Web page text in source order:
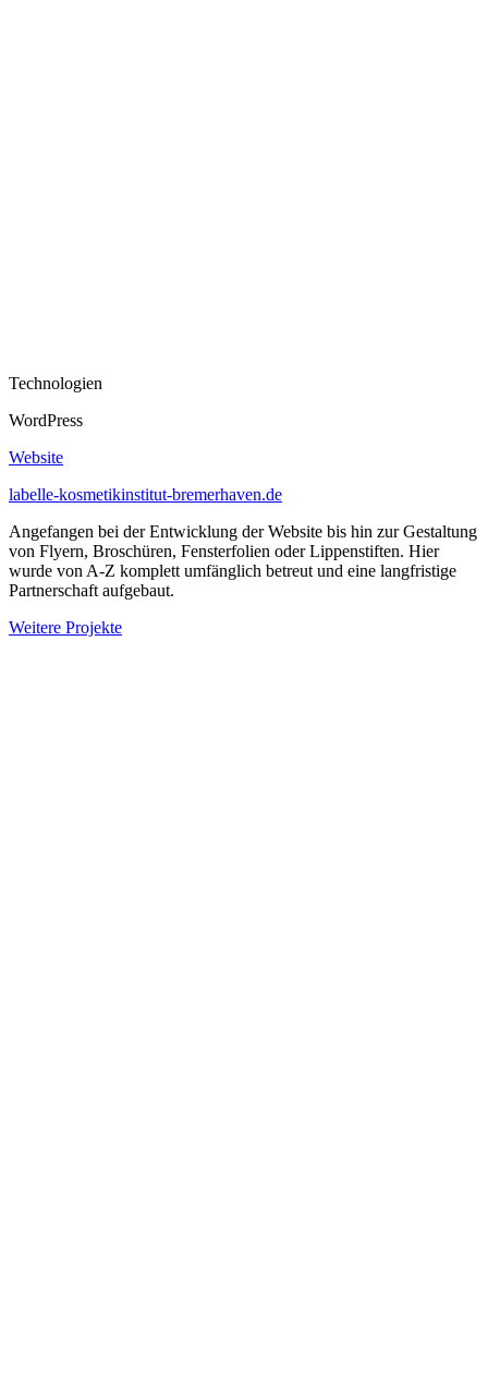
Technologien
WordPress
Website
labelle-kosmetikinstitut-bremerhaven.de
Angefangen bei der Entwicklung der Website bis hin zur Gestaltung
von Flyern, Broschüren, Fensterfolien oder Lippenstiften. Hier
wurde von A-Z komplett umfänglich betreut und eine langfristige
Partnerschaft aufgebaut.
Weitere Projekte